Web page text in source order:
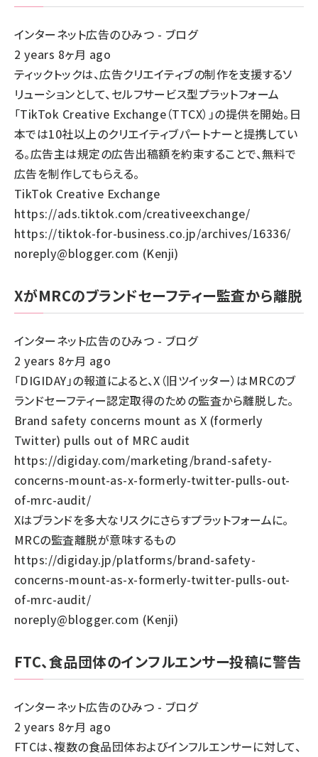
インターネット広告のひみつ - ブログ
2 years 8ヶ月 ago
ティックトックは、広告クリエイティブの制作を支援するソ
リューションとして、セルフサービス型プラットフォーム
「TikTok Creative Exchange（TTCX）」の提供を開始。日
本では10社以上のクリエイティブパートナーと提携してい
る。広告主は規定の広告出稿額を約束することで、無料で
広告を制作してもらえる。
TikTok Creative Exchange
https://ads.tiktok.com/creativeexchange/
https://tiktok-for-business.co.jp/archives/16336/
noreply@blogger.com (Kenji)
XがMRCのブランドセーフティー監査から離脱
インターネット広告のひみつ - ブログ
2 years 8ヶ月 ago
「DIGIDAY」の報道によると、X（旧ツイッター）はMRCのブ
ランドセーフティー認定取得のための監査から離脱した。
Brand safety concerns mount as X (formerly
Twitter) pulls out of MRC audit
https://digiday.com/marketing/brand-safety-
concerns-mount-as-x-formerly-twitter-pulls-out-
of-mrc-audit/
Xはブランドを多大なリスクにさらすプラットフォームに。
MRCの監査離脱が意味するもの
https://digiday.jp/platforms/brand-safety-
concerns-mount-as-x-formerly-twitter-pulls-out-
of-mrc-audit/
noreply@blogger.com (Kenji)
FTC、食品団体のインフルエンサー投稿に警告
インターネット広告のひみつ - ブログ
2 years 8ヶ月 ago
FTCは、複数の食品団体およびインフルエンサーに対して、